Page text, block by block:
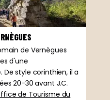
de Vernègues
d'une
style corinthien, il a
20-30 avant J.C.
de Tourisme du